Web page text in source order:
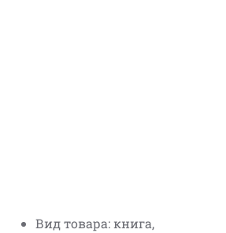
Вид товара: книга,